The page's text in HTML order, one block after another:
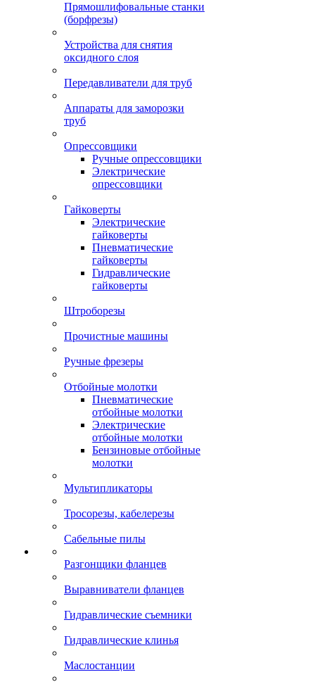
Прямошлифовальные станки
(борфрезы)
Устройства для снятия
оксидного слоя
Передавливатели для труб
Аппараты для заморозки
труб
Опрессовщики
Ручные опрессовщики
Электрические
опрессовщики
Гайковерты
Электрические
гайковерты
Пневматические
гайковерты
Гидравлические
гайковерты
Штроборезы
Прочистные машины
Ручные фрезеры
Отбойные молотки
Пневматические
отбойные молотки
Электрические
отбойные молотки
Бензиновые отбойные
молотки
Мультипликаторы
Тросорезы, кабелерезы
Сабельные пилы
Разгонщики фланцев
Выравниватели фланцев
Гидравлические съемники
Гидравлические клинья
Маслостанции